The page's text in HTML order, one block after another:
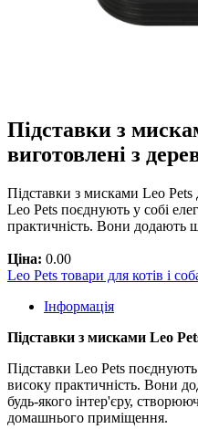
Підставки з
виготовлені з
Підставки з мисками Leo
Leo Pets поєднують у собі
практичність. Вони
Ціна: 0.00
Leo Pets товари для котів і
Інформація
Підставки з мисками Leo
Підставки Leo Pets
високу практичність. Вони
будь-якого інтер'єру,
домашнього приміщення.